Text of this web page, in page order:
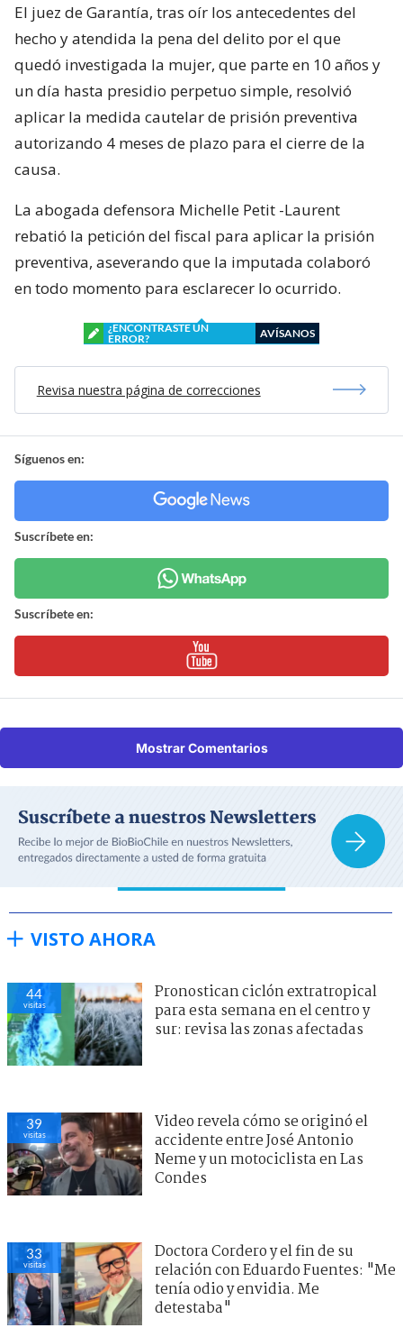
El juez de Garantía, tras oír los antecedentes del
hecho y atendida la pena del delito por el que
quedó investigada la mujer, que parte en 10 años y
un día hasta presidio perpetuo simple, resolvió
aplicar la medida cautelar de prisión preventiva
autorizando 4 meses de plazo para el cierre de la
causa.
La abogada defensora Michelle Petit -Laurent
rebatió la petición del fiscal para aplicar la prisión
preventiva, aseverando que la imputada colaboró
en todo momento para esclarecer lo ocurrido.
¿ENCONTRASTE UN
ERROR?
AVÍSANOS
Revisa nuestra página de correcciones
Síguenos en:
Suscríbete en:
Suscríbete en:
Mostrar Comentarios
VISTO AHORA
44
visitas
Pronostican ciclón extratropical
para esta semana en el centro y
sur: revisa las zonas afectadas
39
visitas
Video revela cómo se originó el
accidente entre José Antonio
Neme y un motociclista en Las
Condes
33
visitas
Doctora Cordero y el fin de su
relación con Eduardo Fuentes: "Me
tenía odio y envidia. Me
detestaba"